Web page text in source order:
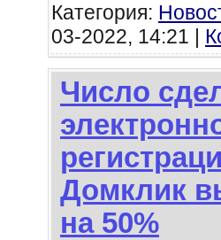
Категория:
03-2022, 14:21 |
Число
Домклик
на 50%